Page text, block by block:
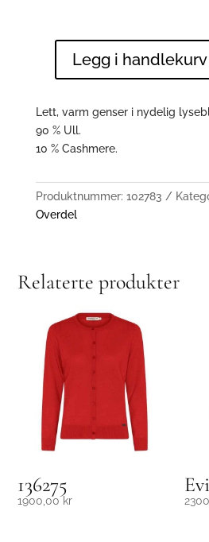
10510873Legg i handlekurv
Lett, varm genser i nydelig
90 % Ull.
10 % Cashmere.
Produktnummer: 102783
Overdel
Relaterte produkter
136275
1900,00kr